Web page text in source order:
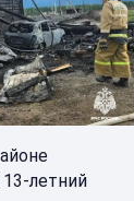
летний